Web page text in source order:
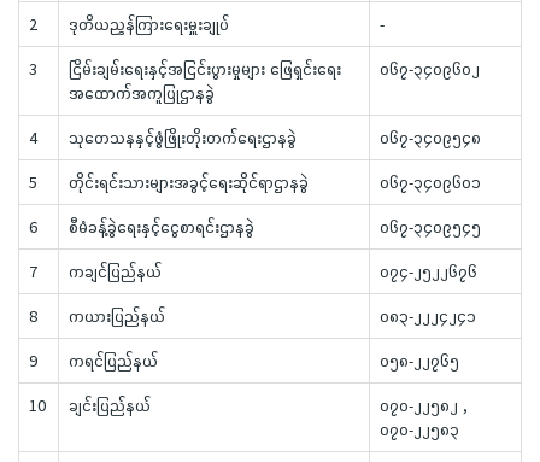
2 ဒုတိယညွှန်ကြားရေးမှူးချုပ် -
3
ငြိမ်းချမ်းရေးနှင့်အငြင်းပွားမှုများ ဖြေရှင်းရေး
အထောက်အကူပြုဌာနခွဲ
၀၆၇-၃၄၀၉၆၀၂
4 သုတေသနနှင့်ဖွံဖြိုးတိုးတက်ရေးဌာနခွဲ ၀၆၇-၃၄၀၉၅၄၈
5 တိုင်းရင်းသားများအခွင့်ရေးဆိုင်ရာဌာနခွဲ ၀၆၇-၃၄၀၉၆၀၁
6 စီမံခန့်ခွဲရေးနှင့်ငွေစာရင်းဌာနခွဲ ၀၆၇-၃၄၀၉၅၄၅
7 ကချင်ပြည်နယ် ၀၇၄-၂၅၂၂၆၇၆
8 ကယားပြည်နယ် ၀၈၃-၂၂၂၄၂၄၁
9 ကရင်ပြည်နယ် ၀၅၈-၂၂၇၆၅
10 ချင်းပြည်နယ်
၀၇၀-၂၂၅၈၂ ,
၀၇၀-၂၂၅၈၃